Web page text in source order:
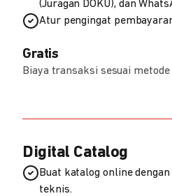
(Juragan DOKU), dan
Atur pengingat
Gratis
Biaya transaksi sesuai
Digital Catalog
Buat katalog online
teknis.